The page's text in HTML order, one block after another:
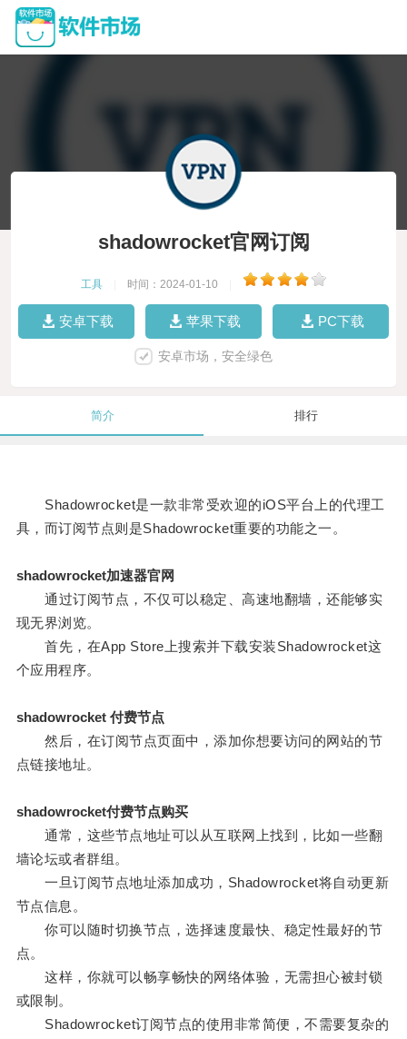
shadowrocket官网订阅
工具 时间：2024-01-10
安卓下载 苹果下载 PC下载
安卓市场，安全绿色
简介 排行
Shadowrocket是一款非常受欢迎的iOS平台上的代理工
具，而订阅节点则是Shadowrocket重要的功能之一。
shadowrocket加速器官网
通过订阅节点，不仅可以稳定、高速地翻墙，还能够实
现无界浏览。
首先，在App Store上搜索并下载安装Shadowrocket这
个应用程序。
shadowrocket 付费节点
然后，在订阅节点页面中，添加你想要访问的网站的节
点链接地址。
shadowrocket付费节点购买
通常，这些节点地址可以从互联网上找到，比如一些翻
墙论坛或者群组。
一旦订阅节点地址添加成功，Shadowrocket将自动更新
节点信息。
你可以随时切换节点，选择速度最快、稳定性最好的节
点。
这样，你就可以畅享畅快的网络体验，无需担心被封锁
或限制。
Shadowrocket订阅节点的使用非常简便，不需要复杂的